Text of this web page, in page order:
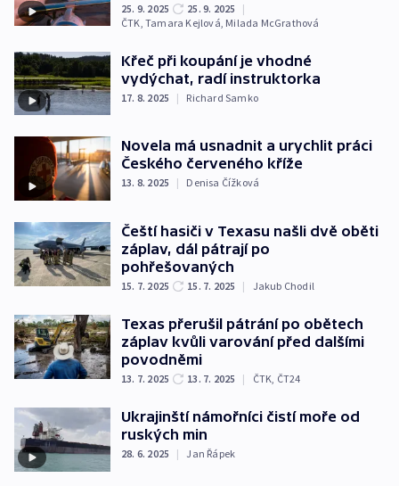
25. 9. 2025 25. 9. 2025
|
ČTK ,Tamara Kejlová Milada McGrathová
Křeč při koupání je vhodné
vydýchat, radí instruktorka
17. 8. 2025 | Richard Samko
Novela má usnadnit a urychlit práci
Českého červeného kříže
13. 8. 2025 | Denisa Čížková
Čeští hasiči v Texasu našli dvě oběti
záplav, dál pátrají po
pohřešovaných
15. 7. 2025 15. 7. 2025 | Jakub Chodil
Texas přerušil pátrání po obětech
záplav kvůli varování před dalšími
povodněmi
13. 7. 2025 13. 7. 2025 | ČTK, ČT24
Ukrajinští námořníci čistí moře od
ruských min
28. 6. 2025 | Jan Řápek